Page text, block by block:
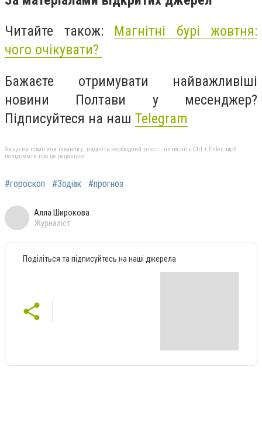
Читайте також: Магнітні бурі жовтня:
чого очікувати?
Бажаєте отримувати найважливіші
новини Полтави у месенджер?
Підписуйтеся на наш Telegram
Якщо ви помітили помилку, виділіть необхідний текст і натисніть Ctrl + Enter, щоб
повідомити про це редакцію
#гороскоп #Зодіак #прогноз
Алла Широкова
Журналіст
Поділіться та підписуйтесь на наші джерела